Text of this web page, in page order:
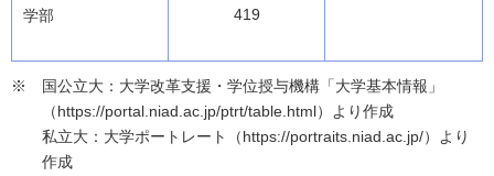
学部
419
国公立大：大学改革支援・学位授与機構「大学基本情報」
（https://portal.niad.ac.jp/ptrt/table.html）より作成
私立大：大学ポートレート（https://portraits.niad.ac.jp/）より
作成